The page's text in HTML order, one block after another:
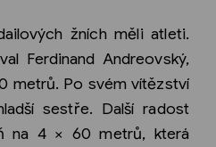
žních měli atleti.
Ferdinand Andreovský,
metrů. Po svém vítězství
sestře. Další radost
na 4 × 60 metrů, která